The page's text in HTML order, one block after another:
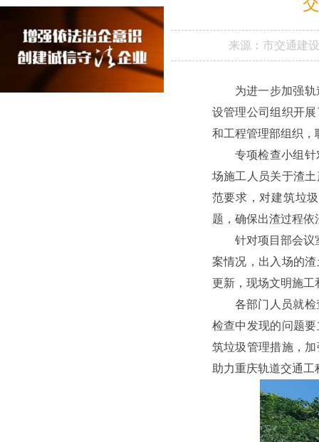
来源： 市交通建
为进一步加强
设管理公司组织开
和工程管理部组织，
专项检查小组
场施工人员关于渣
范要求，对建筑垃
题，确保出渣过程依
针对项目部会议
案情况，出入场的
更新，现场文明施工
各部门人员就
检查中发现的问题
筑垃圾管理措施，
助力重庆轨道交通